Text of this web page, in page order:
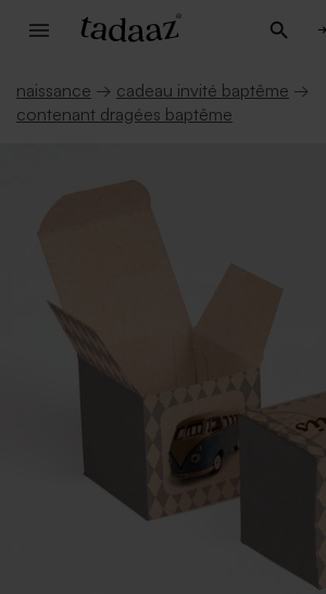
naissance → cadeau invité baptême →
contenant dragées baptême